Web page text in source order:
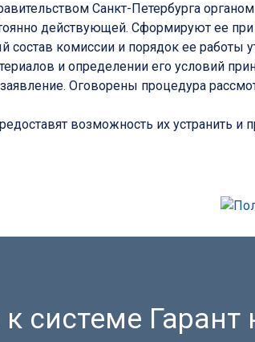
Санкт-Петербурга
действующей. Сформируют ее
состав комиссии и порядок ее работы
и определении его условий
Оговорены процедура
возможность их устранить и
системе Гарант